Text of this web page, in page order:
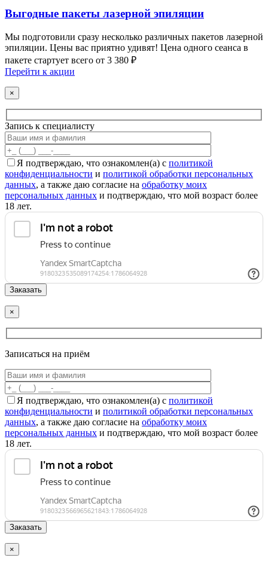
Выгодные пакеты лазерной эпиляции
Мы подготовили сразу несколько различных пакетов лазерной
эпиляции. Цены вас приятно удивят! Цена одного сеанса в
пакете стартует всего от 3 380 ₽
Перейти к акции
×
Запись к специалисту
Я подтверждаю, что ознакомлен(а) с политикой
конфиденциальности и политикой обработки персональных
данных, а также даю согласие на обработку моих
персональных данных и подтверждаю, что мой возраст более
18 лет.
×
Записаться на приём
Я подтверждаю, что ознакомлен(а) с политикой
конфиденциальности и политикой обработки персональных
данных, а также даю согласие на обработку моих
персональных данных и подтверждаю, что мой возраст более
18 лет.
×